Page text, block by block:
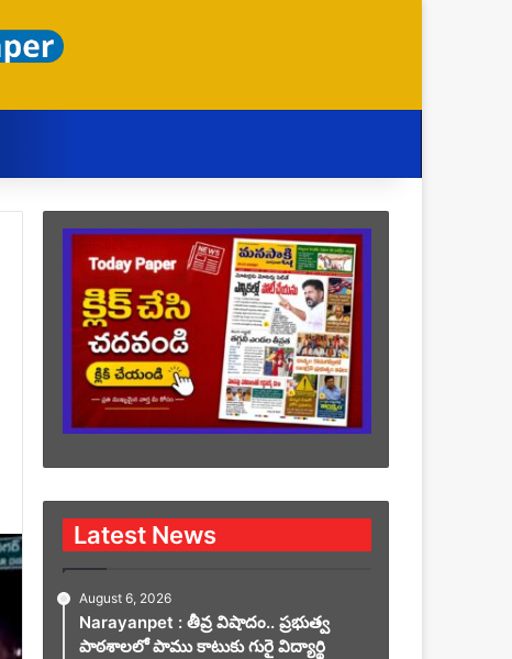
Latest News
August 6, 2026
Narayanpet : తీవ్ర విషాదం.. ప్రభుత్వ
పాఠశాలలో పాము కాటుకు గురై విద్యార్థి